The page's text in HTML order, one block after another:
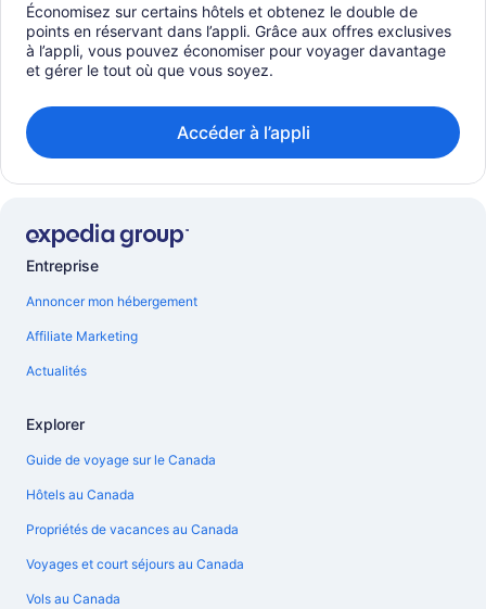
Économisez sur certains hôtels et obtenez le double de
points en réservant dans l’appli. Grâce aux offres exclusives
à l’appli, vous pouvez économiser pour voyager davantage
et gérer le tout où que vous soyez.
Accéder à l’appli
Entreprise
Annoncer mon hébergement
Affiliate Marketing
Actualités
Explorer
Guide de voyage sur le Canada
Hôtels au Canada
Propriétés de vacances au Canada
Voyages et court séjours au Canada
Vols au Canada